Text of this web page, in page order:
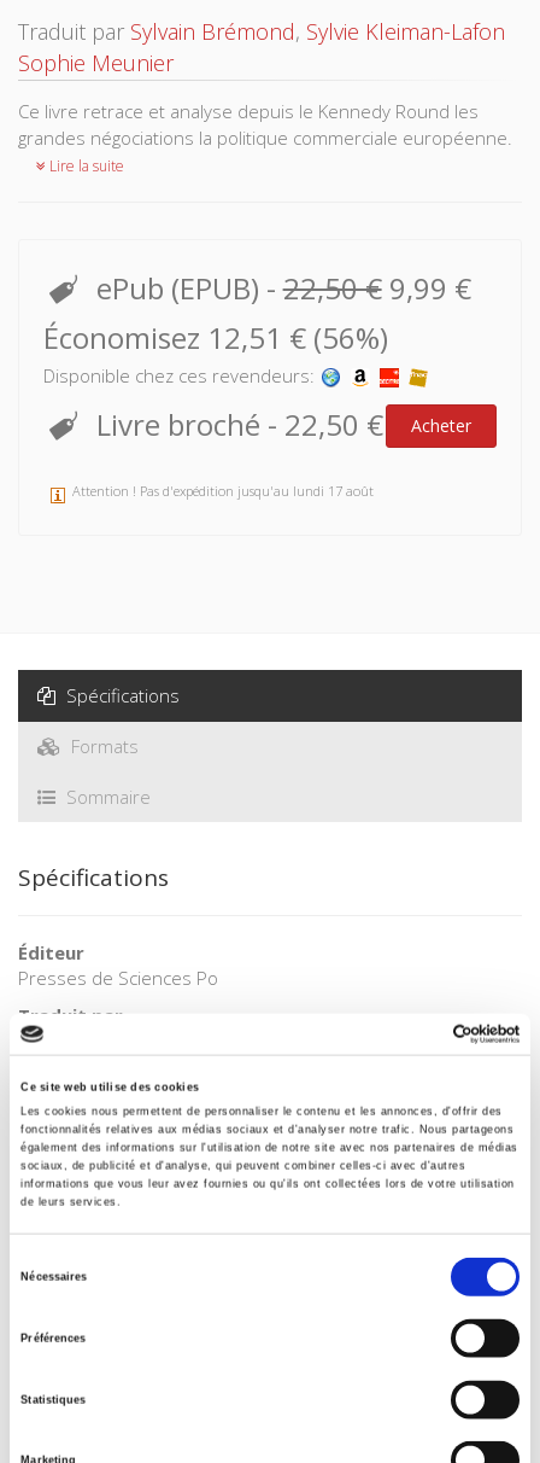
Ce site web utilise des cookies
Les cookies nous permettent de personnaliser le contenu et les annonces, d'offrir des
fonctionnalités relatives aux médias sociaux et d'analyser notre trafic. Nous partageons
également des informations sur l'utilisation de notre site avec nos partenaires de médias
sociaux, de publicité et d'analyse, qui peuvent combiner celles-ci avec d'autres
informations que vous leur avez fournies ou qu'ils ont collectées lors de votre utilisation
de leurs services.
Nécessaires
Préférences
Statistiques
Marketing
Traduit par Sylvain Brémond, Sylvie Kleiman-Lafon
Sophie Meunier
Ce livre retrace et analyse depuis le Kennedy Round les
grandes négociations la politique commerciale européenne.
Lire la suite
ePub (EPUB) -22,50 € 9,99 €
Économisez 12,51 € (56%)
Disponible chez ces revendeurs:
Livre broché - 22,50 € Acheter
Attention ! Pas d'expédition jusqu'au lundi 17 août
Spécifications
Formats
Sommaire
Spécifications
Éditeur
Presses de Sciences Po
Traduit par
Sylvain Brémond
Auteur
Sophie Meunier
Collection
Académique
Langue
français
Mots clés
Catégorie (éditeur)
Politiques européennes
Catégorie (éditeur)
Politiques européennes
Catégorie (éditeur)